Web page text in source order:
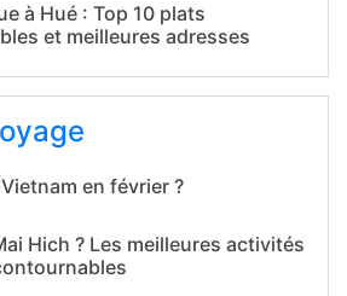
à Hué : Top 10 plats
et meilleures adresses
en février ?
Hich ? Les meilleures activités